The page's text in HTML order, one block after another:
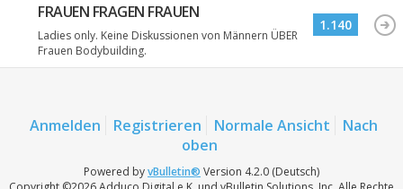
FRAUEN FRAGEN FRAUEN
Ladies only. Keine Diskussionen von Männern ÜBER
Frauen Bodybuilding.
1.140
Anmelden Registrieren Normale Ansicht
Nach
oben
Powered byvBulletin® Version 4.2.0 (Deutsch)